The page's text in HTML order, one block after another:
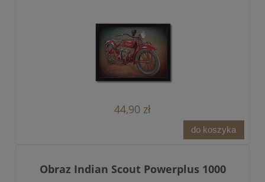
44,90 zł
do koszyka
Obraz Indian Scout Powerplus 1000